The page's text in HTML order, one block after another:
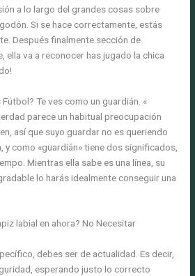
a lo largo del grandes cosas sobre
Si se hace correctamente, estás
Después finalmente sección de
ella va a reconocer has jugado la chica
Te ves como un guardián. «
parece un habitual preocupación
así que suyo guardar no es queriendo
y como «guardián» tiene dos significados,
Mientras ella sabe es una línea, su
lo harás idealmente conseguir una
labial en ahora? No Necesitar
debes ser de actualidad. Es decir,
esperando justo lo correcto